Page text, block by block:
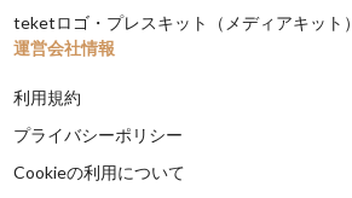
teketロゴ・プレスキット（メディアキット）
運営会社情報
利用規約
プライバシーポリシー
Cookieの利用について